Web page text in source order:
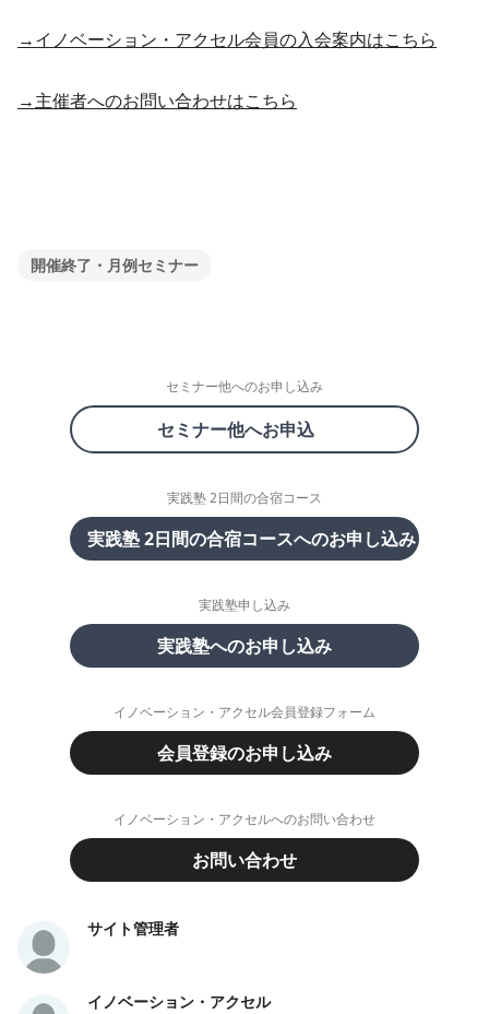
→イノベーション・アクセル会員の入会案内はこちら
→主催者へのお問い合わせはこちら
開催終了・月例セミナー
セミナー他へのお申し込み
セミナー他へお申込
実践塾 2日間の合宿コース
実践塾 2日間の合宿コースへのお申し込み
実践塾申し込み
実践塾へのお申し込み
イノベーション・アクセル会員登録フォーム
会員登録のお申し込み
イノベーション・アクセルへのお問い合わせ
お問い合わせ
サイト管理者
イノベーション・アクセル